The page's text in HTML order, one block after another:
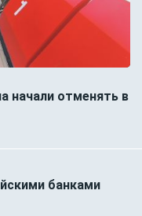
начали отменять в
банками